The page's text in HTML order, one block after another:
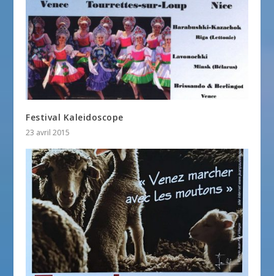
Festival Kaleidoscope
23 avril 2015